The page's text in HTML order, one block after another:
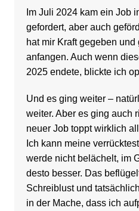
Im Juli 2024 kam ein Job
gefordert, aber auch
hat mir Kraft gegeben
anfangen. Auch wenn
2025 endete, blickte ich
Und es ging weiter –
weiter. Aber es ging auch
neuer Job toppt wirklich
Ich kann meine
werde nicht belächelt, im
desto besser. Das
Schreiblust und
in der Mache, dass ich